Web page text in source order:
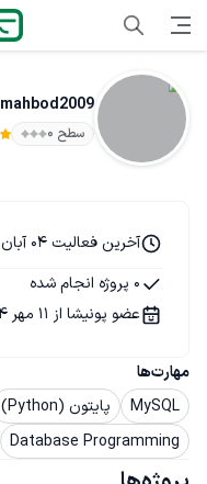
mahbod2009
سطح ۰
مهارت‌ها
MySQL
پایتون (Python)
Database Programming
آخرین فعالیت 04 آبان 1404
0 پروژه انجام شده
عضو پونیشا از 11 مهر 1404